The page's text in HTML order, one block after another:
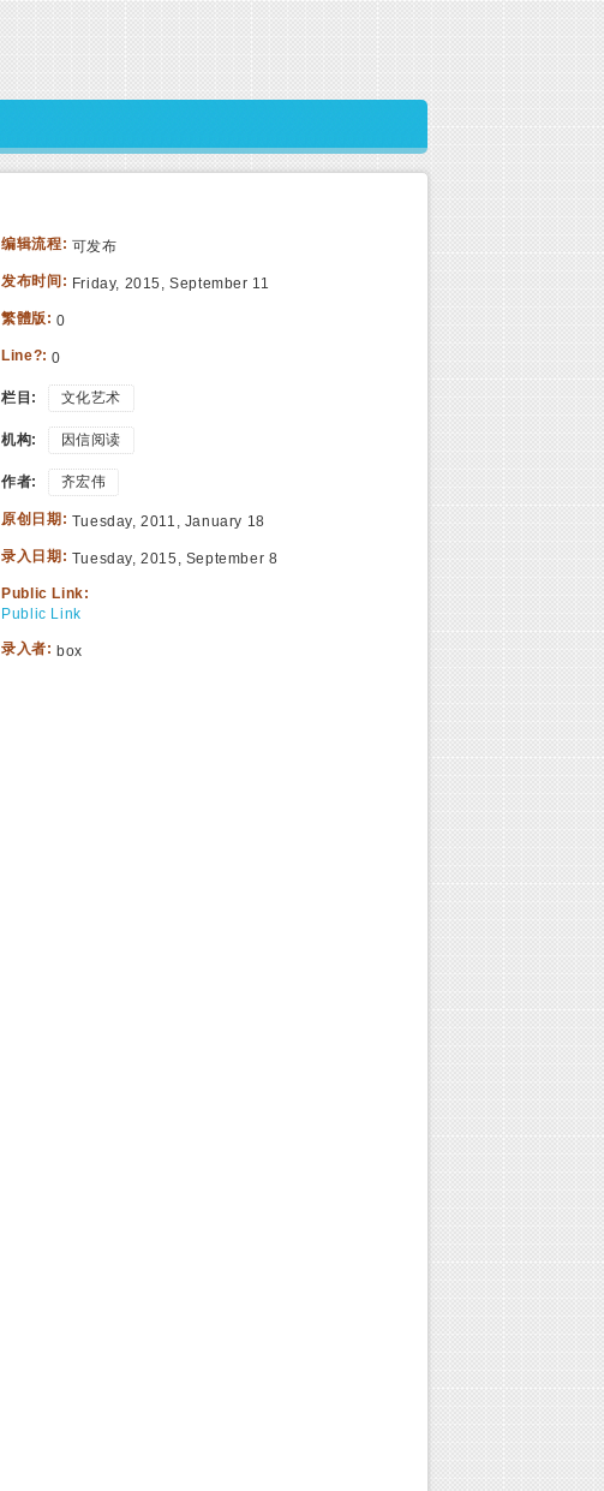
编辑流程: 可发布
发布时间: Friday, 2015, September 11
繁體版:0
Line?:0
栏目: 文化艺术
机构: 因信阅读
作者: 齐宏伟
原创日期: Tuesday, 2011, January 18
录入日期: Tuesday, 2015, September 8
Public Link:
Public Link
录入者:box